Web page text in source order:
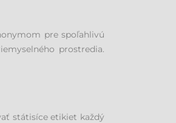
pre spoľahlivú
prostredia.
státisíce etikiet každý